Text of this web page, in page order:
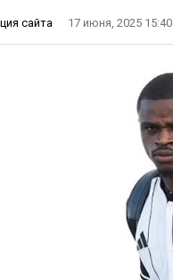
сайта 17 июня, 2025 15:40